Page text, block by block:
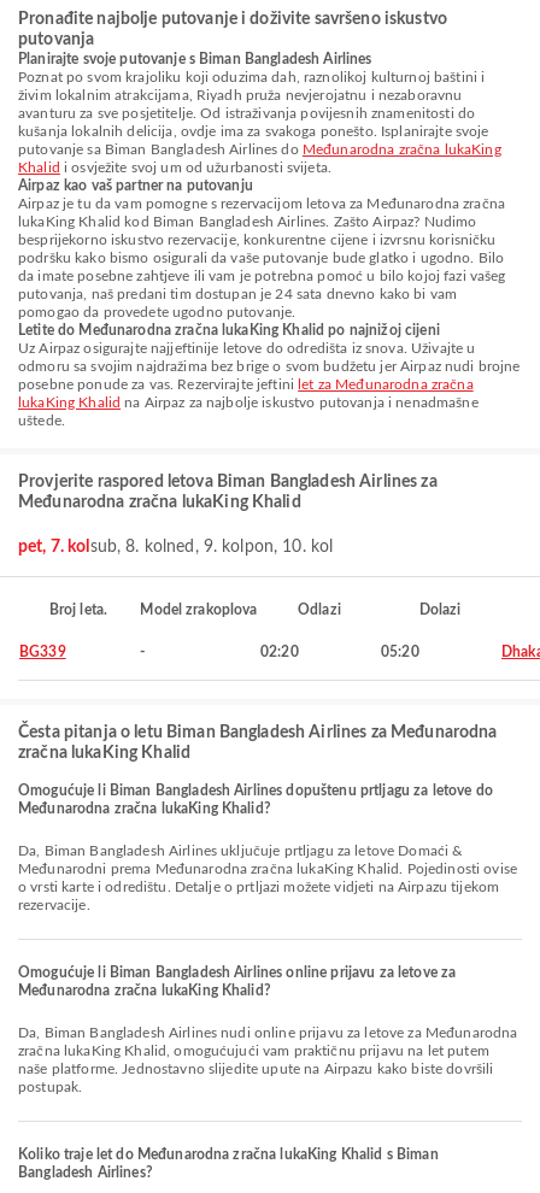
Pronađite najbolje putovanje i doživite savršeno iskustvo
putovanja
Planirajte svoje putovanje s Biman Bangladesh Airlines
Poznat po svom krajoliku koji oduzima dah, raznolikoj kulturnoj baštini i
živim lokalnim atrakcijama, Riyadh pruža nevjerojatnu i nezaboravnu
avanturu za sve posjetitelje. Od istraživanja povijesnih znamenitosti do
kušanja lokalnih delicija, ovdje ima za svakoga ponešto. Isplanirajte svoje
putovanje sa Biman Bangladesh Airlines do Međunarodna zračna lukaKing
Khalid i osvježite svoj um od užurbanosti svijeta.
Airpaz kao vaš partner na putovanju
Airpaz je tu da vam pomogne s rezervacijom letova za Međunarodna zračna
lukaKing Khalid kod Biman Bangladesh Airlines. Zašto Airpaz? Nudimo
besprijekorno iskustvo rezervacije, konkurentne cijene i izvrsnu korisničku
podršku kako bismo osigurali da vaše putovanje bude glatko i ugodno. Bilo
da imate posebne zahtjeve ili vam je potrebna pomoć u bilo kojoj fazi vašeg
putovanja, naš predani tim dostupan je 24 sata dnevno kako bi vam
pomogao da provedete ugodno putovanje.
Letite do Međunarodna zračna lukaKing Khalid po najnižoj cijeni
Uz Airpaz osigurajte najjeftinije letove do odredišta iz snova. Uživajte u
odmoru sa svojim najdražima bez brige o svom budžetu jer Airpaz nudi brojne
posebne ponude za vas. Rezervirajte jeftini let za Međunarodna zračna
lukaKing Khalid na Airpaz za najbolje iskustvo putovanja i nenadmašne
uštede.
Provjerite raspored letova Biman Bangladesh Airlines za
Međunarodna zračna lukaKing Khalid
pet, 7. kol sub, 8. kol ned, 9. kol pon, 10. kol
Broj leta. Model zrakoplova Odlazi Dolazi
BG339 - 02:20 05:20
Česta pitanja o letu Biman Bangladesh Airlines za Međunarodna
zračna lukaKing Khalid
Omogućuje li Biman Bangladesh Airlines dopuštenu prtljagu za letove do
Međunarodna zračna lukaKing Khalid?
Da, Biman Bangladesh Airlines uključuje prtljagu za letove Domaći &
Međunarodni prema Međunarodna zračna lukaKing Khalid. Pojedinosti ovise
o vrsti karte i odredištu. Detalje o prtljazi možete vidjeti na Airpazu tijekom
rezervacije.
Omogućuje li Biman Bangladesh Airlines online prijavu za letove za
Međunarodna zračna lukaKing Khalid?
Da, Biman Bangladesh Airlines nudi online prijavu za letove za Međunarodna
zračna lukaKing Khalid, omogućujući vam praktičnu prijavu na let putem
naše platforme. Jednostavno slijedite upute na Airpazu kako biste dovršili
postupak.
Koliko traje let do Međunarodna zračna lukaKing Khalid s Biman
Bangladesh Airlines?